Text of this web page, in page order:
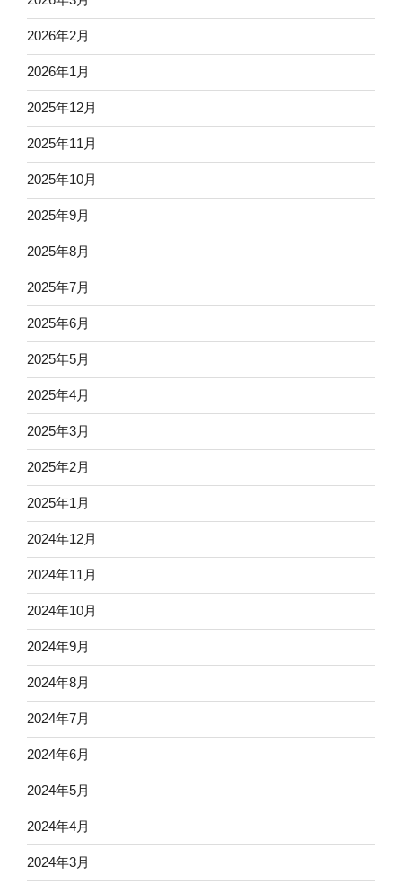
2026年2月
2026年1月
2025年12月
2025年11月
2025年10月
2025年9月
2025年8月
2025年7月
2025年6月
2025年5月
2025年4月
2025年3月
2025年2月
2025年1月
2024年12月
2024年11月
2024年10月
2024年9月
2024年8月
2024年7月
2024年6月
2024年5月
2024年4月
2024年3月